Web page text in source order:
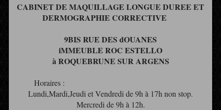
CABINET DE MAQUILLAGE LONGUE DUREE ET
DERMOGRAPHIE CORRECTIVE
9BIS RUE DES dOUANES
iMMEUBLE ROC ESTELLO
à ROQUEBRUNE SUR ARGENS
Horaires :
Lundi,Mardi,Jeudi et Vendredi de 9h à 17h non stop.
Mercredi de 9h à 12h.